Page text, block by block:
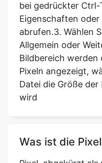
bei gedrückter Ctrl-
Eigenschaften
abrufen.3. Wählen
Allgemein oder
Bildbereich werden
Pixeln angezeigt,
Datei die Größe
wird
Was ist die